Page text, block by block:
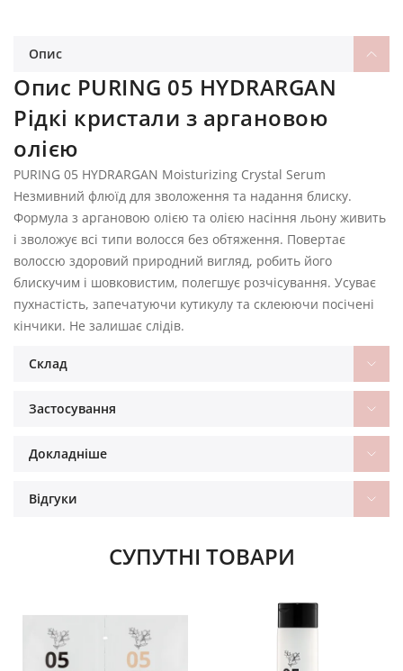
Опис
Опис PURING 05 HYDRARGAN
Рідкі кристали з аргановою
олією
PURING 05 HYDRARGAN Moisturizing Crystal Serum
Незмивний флюїд для зволоження та надання блиску.
Формула з аргановою олією та олією насіння льону живить
і зволожує всі типи волосся без обтяження. Повертає
волоссю здоровий природний вигляд, робить його
блискучим і шовковистим, полегшує розчісування. Усуває
пухнастість, запечатуючи кутикулу та склеюючи посічені
кінчики. Не залишає слідів.
Склад
Застосування
Докладніше
Відгуки
СУПУТНІ ТОВАРИ